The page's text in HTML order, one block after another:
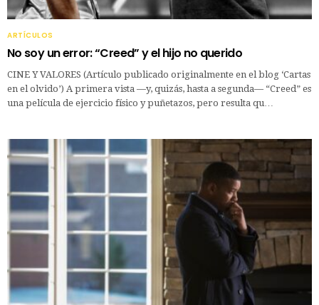
ARTÍCULOS
No soy un error: “Creed” y el hijo no querido
CINE Y VALORES (Artículo publicado originalmente en el blog ‘Cartas
en el olvido’) A primera vista —y, quizás, hasta a segunda— “Creed” es
una película de ejercicio físico y puñetazos, pero resulta qu…